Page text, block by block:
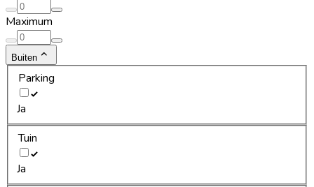
Maximum
Buiten
Parking
Ja
Tuin
Ja